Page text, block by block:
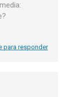
para responder